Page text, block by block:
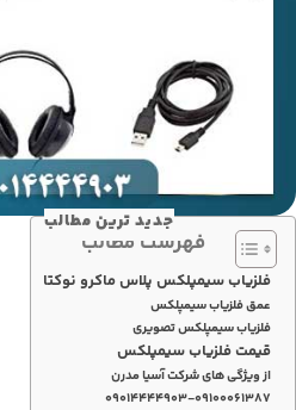
جدید ترین مطالب
فهرست مطالب
فلزیاب سیمپلکس پلاس ماکرو نوکتا
عمق فلزیاب سیمپلکس
فلزیاب سیمپلکس تصویری
قیمت فلزیاب سیمپلکس
از ویژگی های شرکت آسیا مدرن
۰۹۰۱۴۴۴۴۹۰۳-۰۹۱۰۰۰۶۱۳۸۷